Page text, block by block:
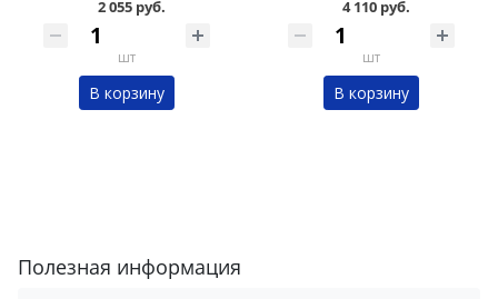
2 055 руб.
шт
В корзину
4 110 руб.
шт
В корзину
Полезная информация